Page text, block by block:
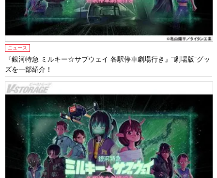
ニュース
『銀河特急 ミルキー☆サブウェイ 各駅停車劇場行き』“劇場版”グッ
ズを一部紹介！